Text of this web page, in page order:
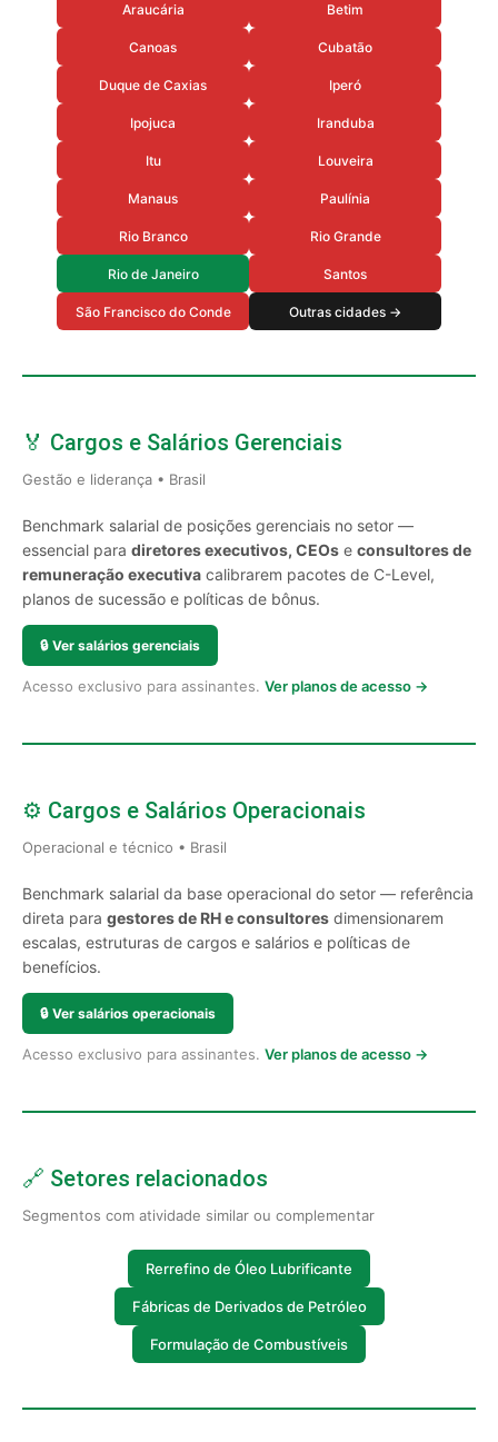
Araucária Betim
Canoas Cubatão
Duque de Caxias Iperó
Ipojuca Iranduba
Itu Louveira
Manaus Paulínia
Rio Branco Rio Grande
Rio de Janeiro Santos
São Francisco do Conde Outras cidades →
🏅 Cargos e Salários Gerenciais
Gestão e liderança • Brasil
Benchmark salarial de posições gerenciais no setor —
essencial para diretores executivos, CEOs e consultores de
remuneração executiva calibrarem pacotes de C-Level,
planos de sucessão e políticas de bônus.
🔒 Ver salários gerenciais
Acesso exclusivo para assinantes. Ver planos de acesso →
⚙️ Cargos e Salários Operacionais
Operacional e técnico • Brasil
Benchmark salarial da base operacional do setor — referência
direta para gestores de RH e consultores dimensionarem
escalas, estruturas de cargos e salários e políticas de
benefícios.
🔒 Ver salários operacionais
Acesso exclusivo para assinantes. Ver planos de acesso →
🔗 Setores relacionados
Segmentos com atividade similar ou complementar
Rerrefino de Óleo Lubrificante
Fábricas de Derivados de Petróleo
Formulação de Combustíveis